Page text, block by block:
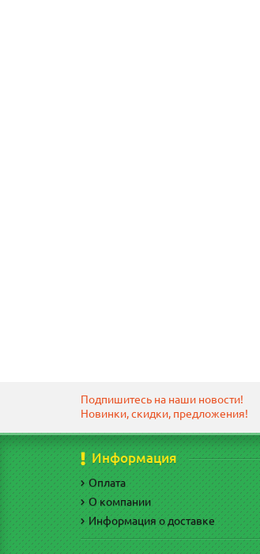
Подпишитесь на наши новости!
Новинки, скидки, предложения!
Информация
Оплата
О компании
Информация о доставке